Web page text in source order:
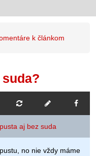
k článkom
aj bez suda
no nie vždy máme